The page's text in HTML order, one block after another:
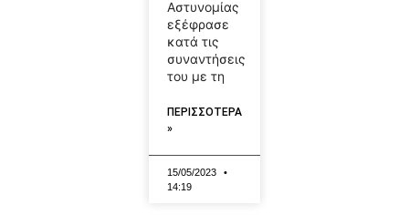
Αστυνομίας
εξέφρασε
κατά τις
συναντήσεις
του με τη
ΠΕΡΙΣΣΟΤΕΡΑ
»
15/05/2023
14:19